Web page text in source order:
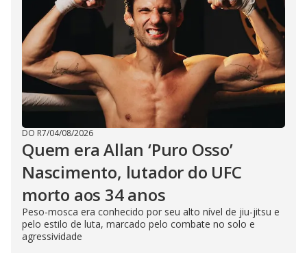
DO R7/04/08/2026
Quem era Allan ‘Puro Osso’
Nascimento, lutador do UFC
morto aos 34 anos
Peso-mosca era conhecido por seu alto nível de jiu-jitsu e
pelo estilo de luta, marcado pelo combate no solo e
agressividade